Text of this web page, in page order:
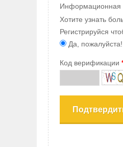
Информационная
Хотите узнать
Регистрируйся
Да, пожалуйста!
Код верификации